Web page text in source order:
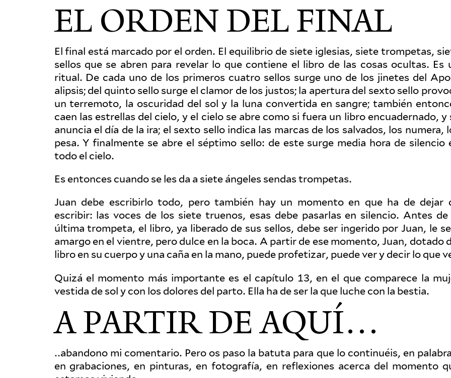
EL ORDEN DEL FINAL
El final está marcado por el orden. El equi­librio de siete iglesias, siete trompetas,
sellos que se abren para revelar lo que con­tiene el libro de las cosas ocultas. Es
ritual. De cada uno de los primeros cuatro sellos surge uno de los jinetes del
alipsis; del quinto sello surge el clamor de los justos; la apertura del sexto sello
un ter­remoto, la oscuridad del sol y la luna con­vertida en sangre; también
caen las estrellas del cielo, y el cielo se abre como si fuera un libro encuadernado, y
anuncia el día de la ira; el sexto sello indica las marcas de los sal­vados, los numera,
pesa. Y final­mente se abre el séptimo sello: de este surge media hora de silencio
todo el cielo.
Es entonces cuando se les da a siete ángeles sendas trompetas.
Juan debe escribirlo todo, pero también hay un momento en que ha de dejar
escribir: las voces de los siete truenos, esas debe pasarlas en silencio. Antes de
última trompeta, el libro, ya lib­erado de sus sellos, debe ser ingerido por Juan, le
amargo en el vientre, pero dulce en la boca. A partir de ese momento, Juan, dotado
libro en su cuerpo y una caña en la mano, puede pro­fe­tizar, puede ver y decir lo que
Quizá el momento más impor­tante es el capítulo 13, en el que com­parece la
vestida de sol y con los dolores del parto. Ella ha de ser la que luche con la bestia.
A PARTIR DE AQUÍ…
…abandono mi comen­tario. Pero os paso la batuta para que lo con­tinuéis, en
en graba­ciones, en pin­turas, en fotografía, en reflex­iones acerca del momento